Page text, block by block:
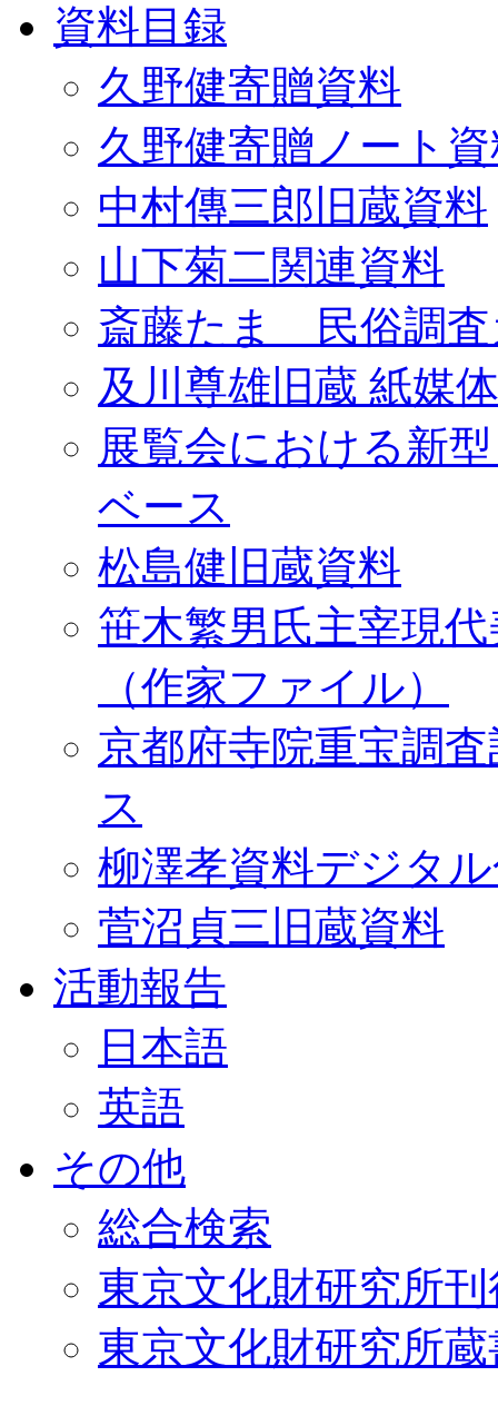
資料目録
久野健寄贈資料
久野健寄贈ノート
中村傳三郎旧蔵資料
山下菊二関連資料
斎藤たま 民俗調査
及川尊雄旧蔵 紙媒
展覧会における新
ベース
松島健旧蔵資料
笹木繁男氏主宰現
（作家ファイル）
京都府寺院重宝調
ス
柳澤孝資料デジタ
菅沼貞三旧蔵資料
活動報告
日本語
英語
その他
総合検索
東京文化財研究所
東京文化財研究所